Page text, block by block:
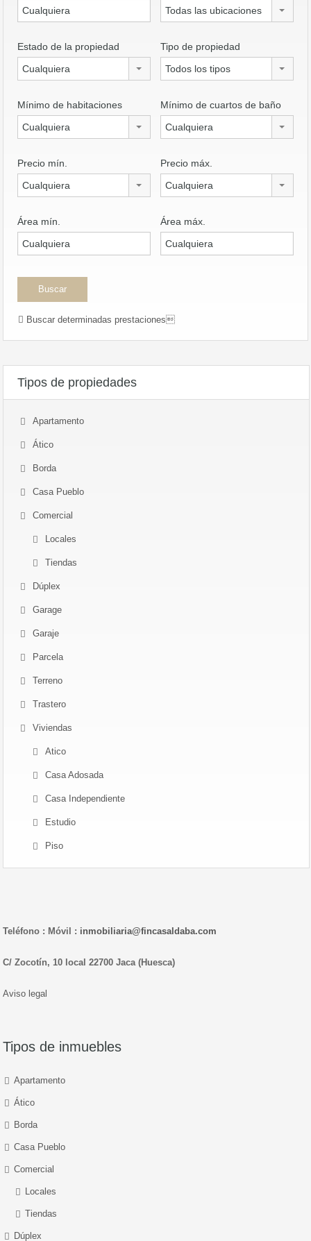
Todas las ubicaciones
Estado de la propiedad
Cualquiera
Tipo de propiedad
Todos los tipos
Mínimo de habitaciones
Cualquiera
Mínimo de cuartos de baño
Cualquiera
Precio mín.
Cualquiera
Precio máx.
Cualquiera
Área mín. Área máx.
Buscar determinadas prestaciones
Tipos de propiedades
Apartamento
Ático
Borda
Casa Pueblo
Comercial
Locales
Tiendas
Dúplex
Garage
Garaje
Parcela
Terreno
Trastero
Viviendas
Atico
Casa Adosada
Casa Independiente
Estudio
Piso
Teléfono : Móvil : inmobiliaria@fincasaldaba.com
C/ Zocotín, 10 local 22700 Jaca (Huesca)
Aviso legal
Tipos de inmuebles
Apartamento
Ático
Borda
Casa Pueblo
Comercial
Locales
Tiendas
Dúplex